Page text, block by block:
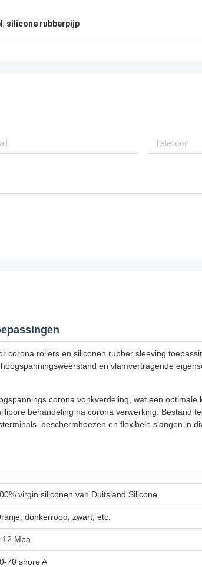
, silicone rubberpijp
corona rollers en siliconen rubber sleeving
en vlamvertragende
corona vonkverdeling, wat een optimale
behandeling na corona verwerking. Bestand
beschermhoezen en flexibele slangen in
virgin siliconen van Duitsland Silicone
donkerrood, zwart, etc.
12 Mpa
70 shore A